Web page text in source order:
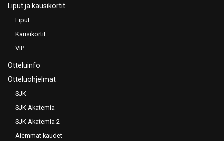
Liput ja kausikortit
Liput
Kausikortit
VIP
Otteluinfo
Otteluohjelmat
SJK
SJK Akatemia
SJK Akatemia 2
Aiemmat kaudet